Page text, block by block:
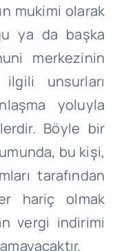
mukimi olarak
ya da başka
merkezinin
unsurları
yoluyla
Böyle bir
bu kişi,
tarafından
hariç olmak
vergi indirimi